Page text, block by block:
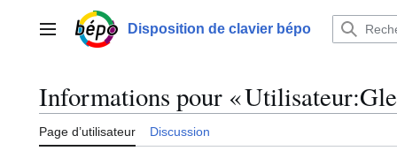
contenuMenu principalDisposition de clavier bépo
Informations pour «
Page d’utilisateur Discussion